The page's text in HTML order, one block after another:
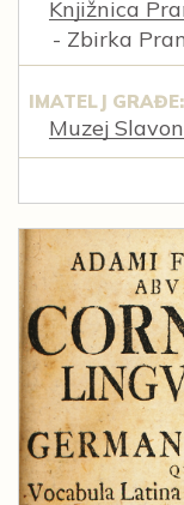
Knjižnica
- Zbirka
IMATELJ GRAĐE:
Muzej